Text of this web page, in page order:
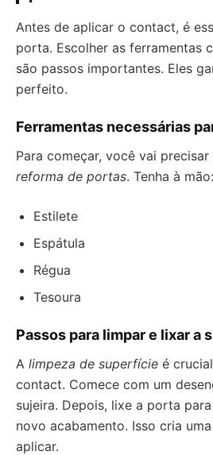
Antes de aplicar o contact, é
porta. Escolher as ferramentas
são passos importantes. Eles
perfeito.
Ferramentas necessárias
Para começar, você vai precisar
reforma de portas. Tenha à mão:
Estilete
Espátula
Régua
Tesoura
Passos para limpar e lixar a
A limpeza de superfície é
contact. Comece com um
sujeira. Depois, lixe a porta
novo acabamento. Isso cria
aplicar.